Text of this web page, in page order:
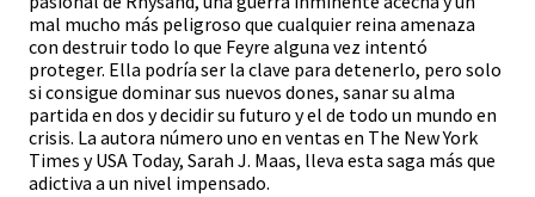
mal mucho más peligroso que cualquier reina amenaza
con destruir todo lo que Feyre alguna vez intentó
proteger. Ella podría ser la clave para detenerlo, pero solo
si consigue dominar sus nuevos dones, sanar su alma
partida en dos y decidir su futuro y el de todo un mundo en
crisis. La autora número uno en ventas en The New York
Times y USA Today, Sarah J. Maas, lleva esta saga más que
adictiva a un nivel impensado.